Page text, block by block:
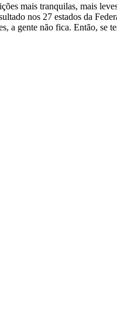
mais tranquilas, mais
nos 27 estados da
a gente não fica. Então,